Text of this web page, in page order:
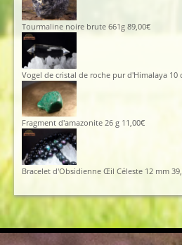
Tourmaline noire brute 661g 89,00€
Vogel de cristal de roche pur d'Himalaya 10
Fragment d'amazonite 26 g 11,00€
Bracelet d'Obsidienne Œil Céleste 12 mm